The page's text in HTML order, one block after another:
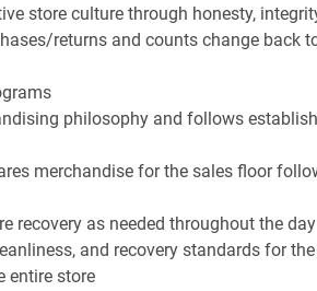
store culture through honesty,
returns and counts change back
philosophy and follows
merchandise for the sales floor
recovery as needed throughout the day
and recovery standards for
entire store